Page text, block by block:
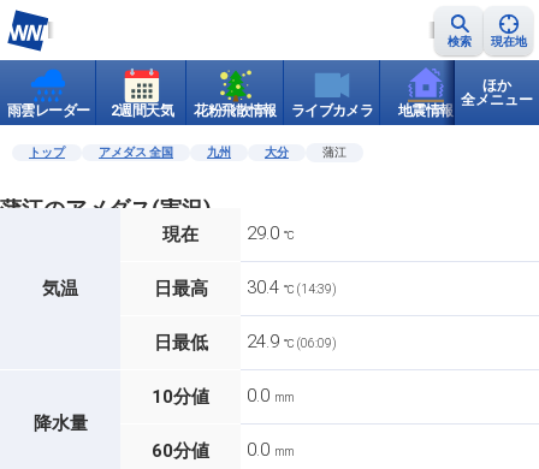
検索 現在地
雨雲レーダー 2週間天気 花粉飛散情報 ライブカメラ 地震情報 世界天
ほか
全メニュー
トップ アメダス 全国 九州 大分 蒲江
蒲江のアメダス(実況)
気温
現在 29.0 ℃
日最高 30.4 ℃ (14:39)
日最低 24.9 ℃ (06:09)
降水量
10分値 0.0 mm
60分値 0.0 mm